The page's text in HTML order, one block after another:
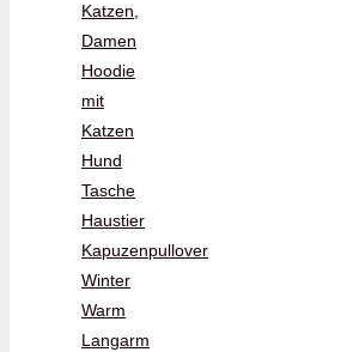
Katzen,
Damen
Hoodie
mit
Katzen
Hund
Tasche
Haustier
Kapuzenpullover
Winter
Warm
Langarm